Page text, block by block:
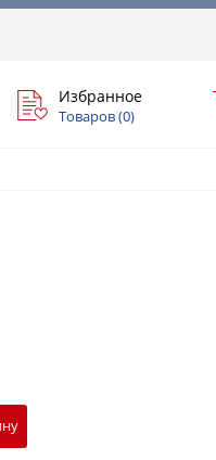
Избранное
Товаров (0)